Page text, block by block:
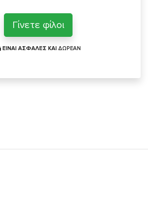
Γίνετε φίλοι
ΕΙΝΑΙ ΑΣΦΑΛΕΣ ΚΑΙ ΔΩΡΕΑΝ